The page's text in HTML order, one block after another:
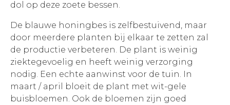
dol op deze zoete bessen.
De blauwe honingbes is zelfbestuivend, maar
door meerdere planten bij elkaar te zetten zal
de productie verbeteren. De plant is weinig
ziektegevoelig en heeft weinig verzorging
nodig. Een echte aanwinst voor de tuin. In
maart / april bloeit de plant met wit-gele
buisbloemen. Ook de bloemen zijn goed